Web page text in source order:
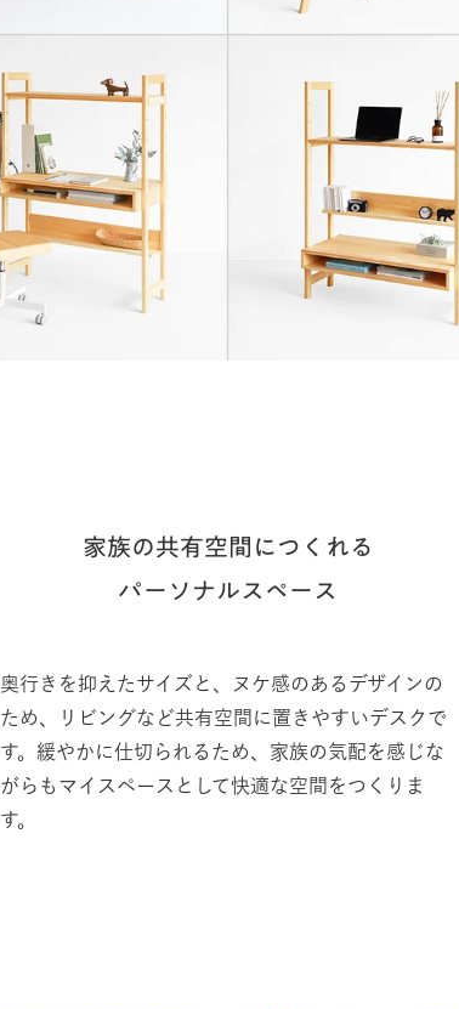
家族の共有空間につくれる
パーソナルスペース
奥行きを抑えたサイズと、ヌケ感のあるデザインの
ため、リビングなど共有空間に置きやすいデスクで
す。緩やかに仕切られるため、家族の気配を感じな
がらもマイスペースとして快適な空間をつくりま
す。